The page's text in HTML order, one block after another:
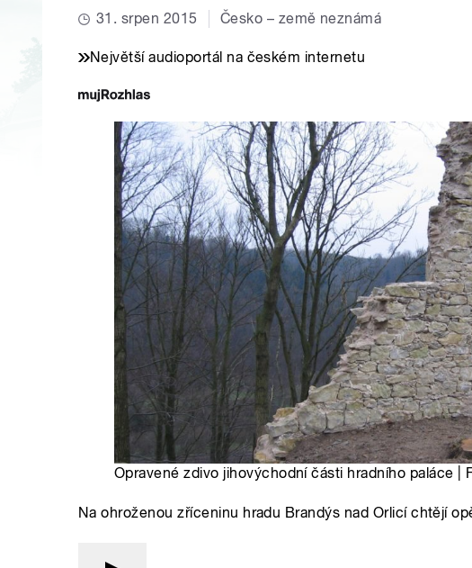
31. srpen 2015 Česko – země neznámá
Největší audioportál na českém internetu
Opravené zdivo jihovýchodní části hradního paláce |
Na ohroženou zříceninu hradu Brandýs nad Orlicí chtějí